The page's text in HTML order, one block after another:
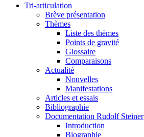
Tri-articulation
Brève présentation
Thèmes
Liste des thèmes
Points de gravité
Glossaire
Comparaisons
Actualité
Nouvelles
Manifestations
Articles et essais
Bibliographie
Documentation Rudolf Steiner
Introduction
Biographie